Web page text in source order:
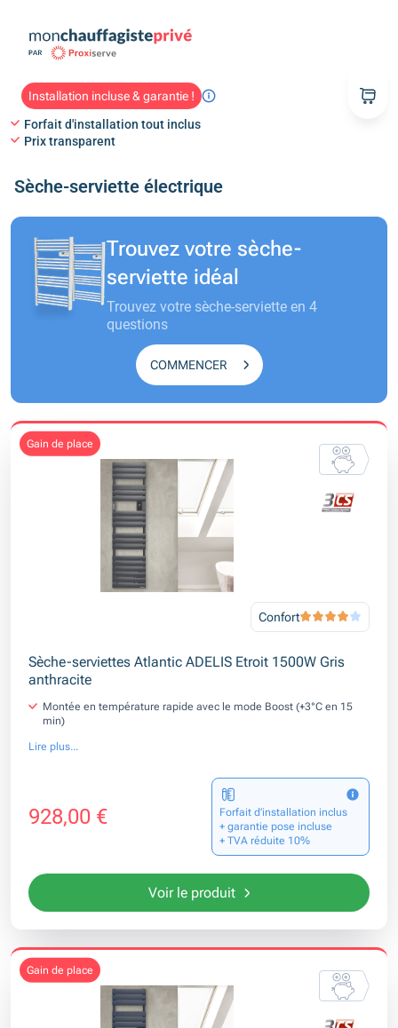
Installation incluse & garantie !
Forfait d'installation tout inclus
Prix transparent
Sèche-serviette électrique
Trouvez votre sèche-
serviette idéal
Trouvez votre sèche-servietteen 4
questions
COMMENCER
gain de place
Confort
Sèche-serviettes Atlantic ADELIS Etroit 1500W Gris
anthracite
Montée en température rapide avec le mode Boost (+3°C en 15
min)
Lire plus...
928,00 €
Forfait d’installation inclus
+ garantie pose incluse
+ TVA réduite 10%
Voir le produit
gain de place